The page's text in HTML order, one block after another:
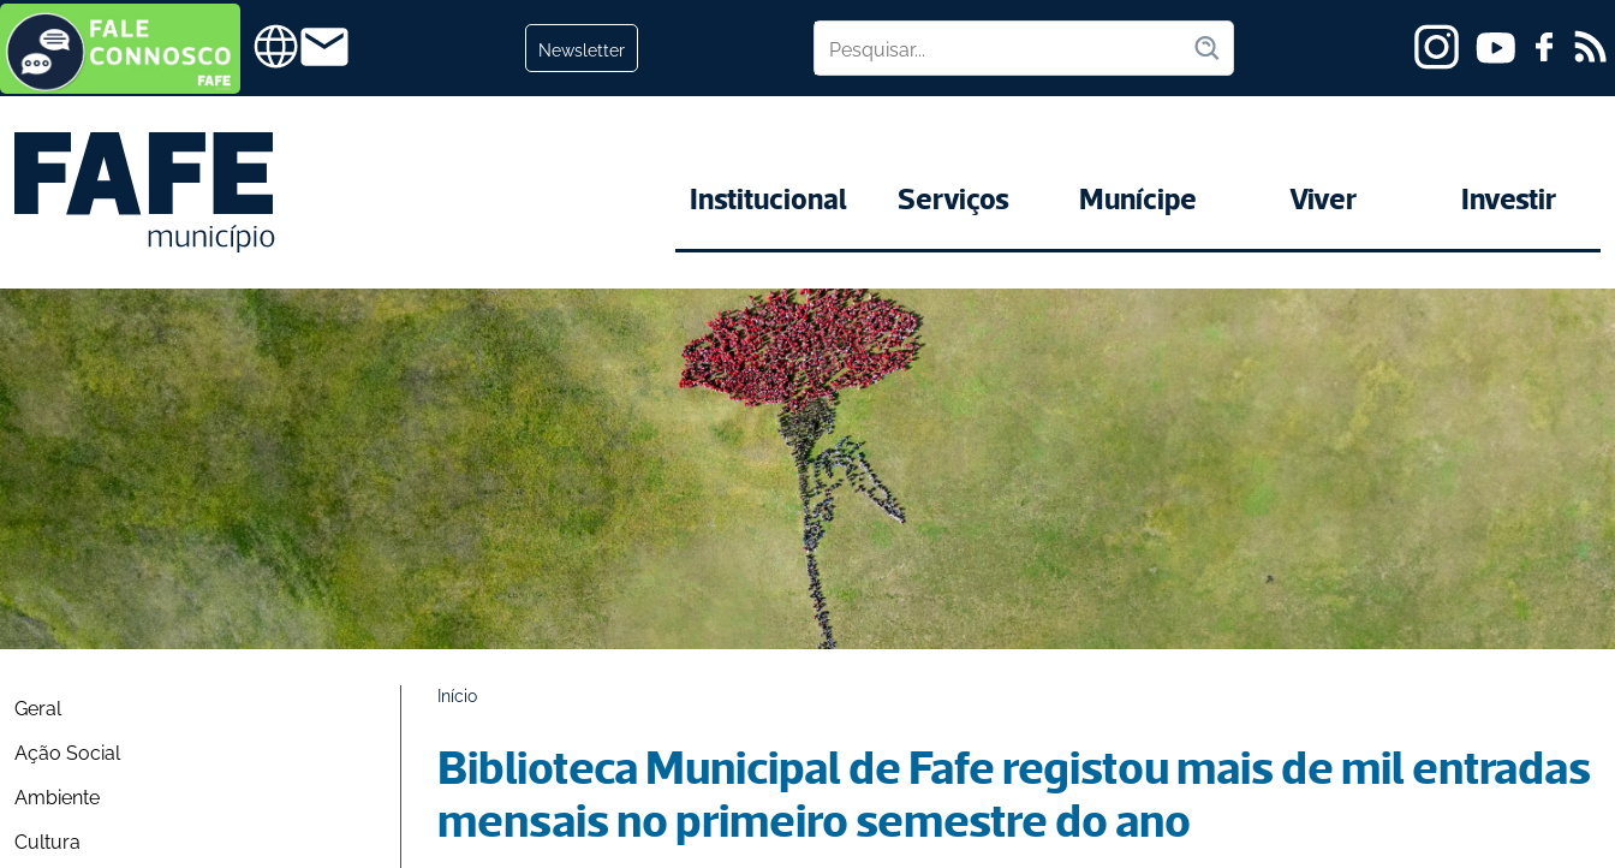
Newsletter
Institucional Serviços Munícipe Viver Investir
Geral
Ação Social
Ambiente
Cultura
Início
Biblioteca Municipal de Fafe registou mais de mil entradas
mensais no primeiro semestre do ano